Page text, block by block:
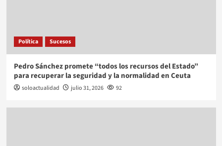
Política Sucesos
Pedro Sánchez promete “todos los recursos del Estado”
para recuperar la seguridad y la normalidad en Ceuta
soloactualidad julio 31, 2026 92